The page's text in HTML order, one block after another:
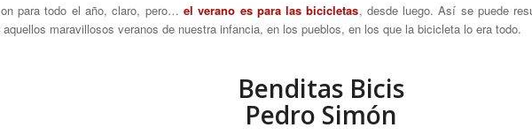
para todo el año, claro, pero… el verano es para las bicicletas, desde luego. Así se puede
aquellos maravillosos veranos de nuestra infancia, en los pueblos, en los que la bicicleta lo era todo.
Benditas Bicis
Pedro Simón